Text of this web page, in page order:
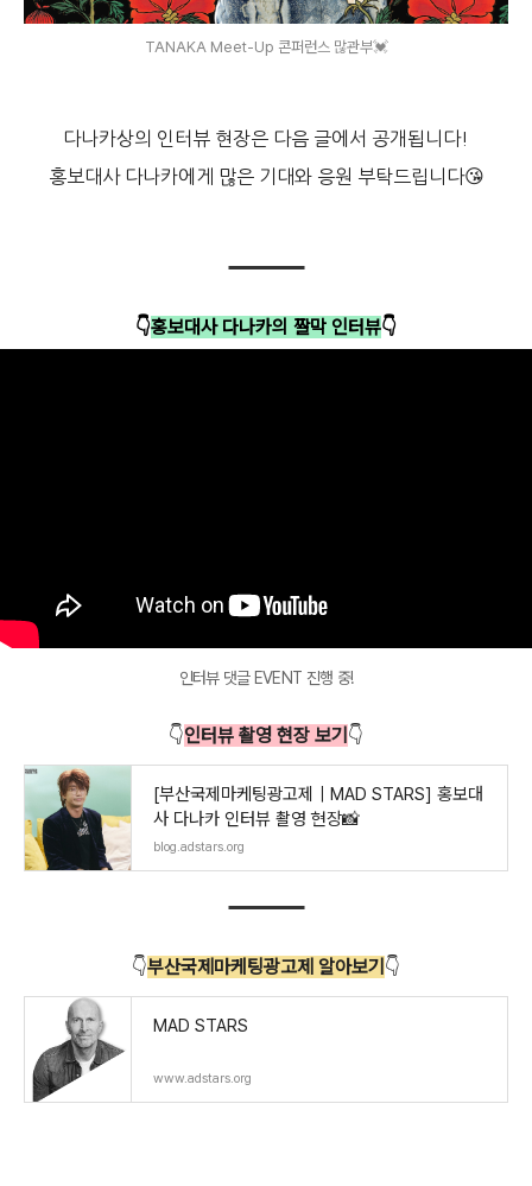
TANAKA Meet-Up 콘퍼런스 많관부💓
다나카상의 인터뷰 현장은 다음 글에서 공개됩니다!
홍보대사 다나카에게 많은 기대와 응원 부탁드립니다😘
👇홍보대사 다나카의 짤막 인터뷰👇
인터뷰 댓글 EVENT 진행 중!
👇인터뷰 촬영 현장 보기 👇
[부산국제마케팅광고제｜MAD STARS] 홍보대
사 다나카 인터뷰 촬영 현장📸
blog.adstars.org
👇부산국제마케팅광고제 알아보기 👇
MAD STARS
www.adstars.org